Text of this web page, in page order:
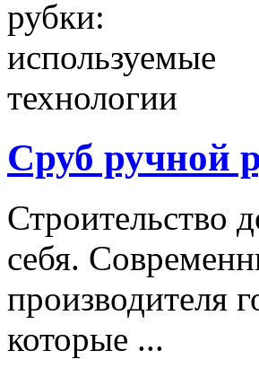
Сруб ручной
Строительство
себя.
производителя
которые ...